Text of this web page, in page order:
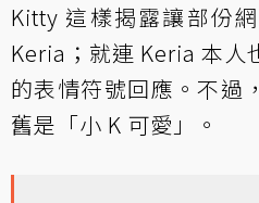
Kitty 這樣揭露讓部份
Keria；就連 Keria 本人
的表情符號回應。不過
舊是「小 K 可愛」。